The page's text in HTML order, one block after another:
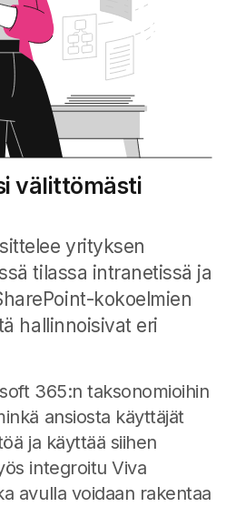
välittömästi
yrityksen
tilassa intranetissä ja
kokoelmien
hallinnoisivat eri
365:n taksonomioihin
ansiosta käyttäjät
ja käyttää siihen
integroitu Viva
avulla voidaan rakentaa